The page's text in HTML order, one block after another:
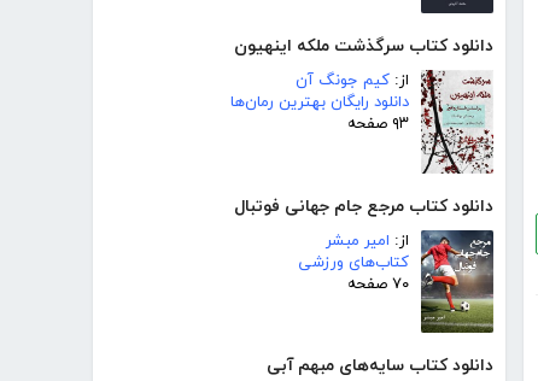
دانلود کتاب سرگذشت ملکه اینهیون
از: کیم جونگ آن
دانلود رایگان بهترین رمان‌ها
۹۳ صفحه
دانلود کتاب مرجع جام جهانی فوتبال
از: امیر مبشر
کتاب‌های ورزشی
۷۰ صفحه
دانلود کتاب سایه‌های مبهم آبی